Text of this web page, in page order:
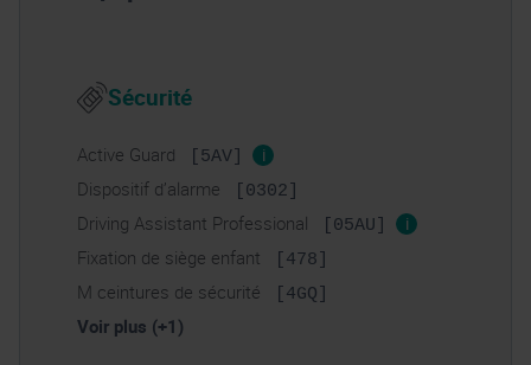
Sécurité
Active Guard [5AV] i
Dispositif d’alarme [0302]
Driving Assistant Professional [05AU] i
Fixation de siège enfant [478]
M ceintures de sécurité [4GQ]
Voir plus (+1)